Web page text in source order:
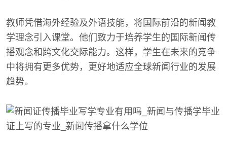
教师凭借海外经验及外语技能，将国际前沿的新闻教
学理念引入课堂。他们致力于培养学生的国际新闻传
播观念和跨文化交际能力。这样，学生在未来的竞争
中将拥有更多优势，更好地适应全球新闻行业的发展
趋势。